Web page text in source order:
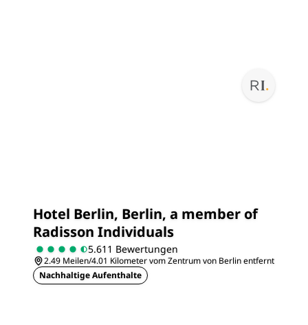
Hotel Berlin, Berlin, a member of
Radisson Individuals
5.611 Bewertungen
2.49 Meilen/4.01 Kilometer vom Zentrum von Berlin entfernt
Nachhaltige Aufenthalte